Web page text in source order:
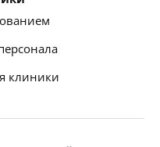
клиники